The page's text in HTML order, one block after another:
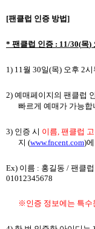
[팬클럽 인증 방법 ]
* 팬클럽 인증 : 11/30(목)
1) 11월 30일(목) 오후 2시
2) 예매페이지의 팬클럽
빠르게 예매가 가능합
3) 인증 시 이름, 팬클럽
지 (www.fncent.com)
Ex) 이름 : 홍길동 / 팬클
01012345678
※인증 정보에는 특수